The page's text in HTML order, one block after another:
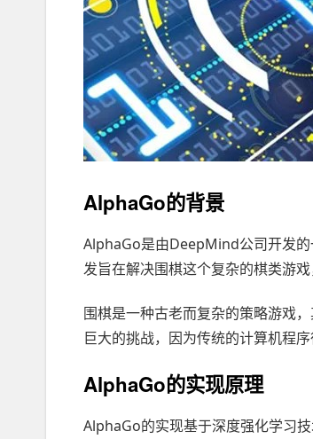
AlphaGo的背景
AlphaGo是由DeepMind公司开发
发旨在解决围棋这个复杂的棋类游戏
围棋是一种古老而复杂的策略游戏
巨大的挑战，因为传统的计算机程
AlphaGo的实现原理
AlphaGo的实现基于深度强化学习